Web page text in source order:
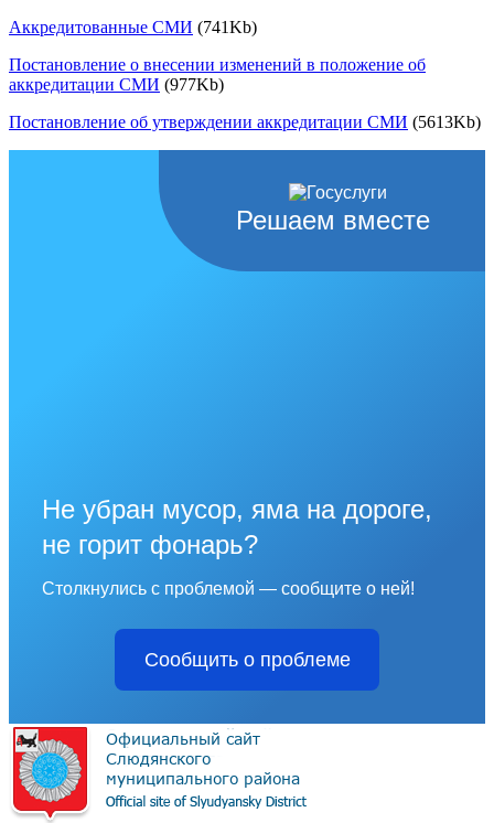
Аккредитованные СМИ (741Kb)
Постановление о внесении изменений в положение об
аккредитации СМИ (977Kb)
Постановление об утверждении аккредитации СМИ (5613Kb)
Решаем вместе
Не убран мусор, яма на дороге,
не горит фонарь?
Столкнулись с проблемой — сообщите о ней!
Сообщить о проблеме